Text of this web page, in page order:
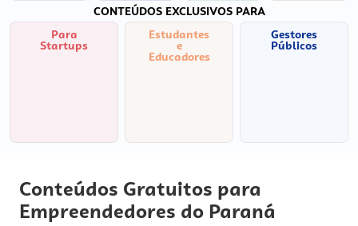
CONTEÚDOS EXCLUSIVOS PARA
Para
Startups
Estudantes
e
Educadores
Gestores
Públicos
Conteúdos Gratuitos para
Empreendedores do Paraná